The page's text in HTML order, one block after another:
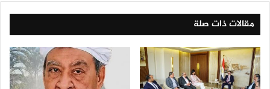
مقالات ذات صلة